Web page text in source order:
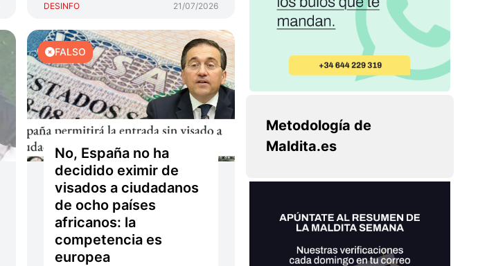
DESINFO 21/07/2026
FALSO
No, España no ha
decidido eximir de
visados a ciudadanos
de ocho países
africanos: la
competencia es
europea
Metodología de
Maldita.es